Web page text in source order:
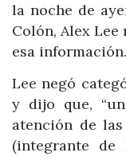
la noche de
Colón, Alex
esa información.
Lee negó
y dijo que, “
atención de
(integrante de